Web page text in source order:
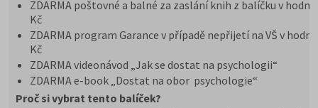
ZDARMA poštovné a balné za zaslání knih z balíčku v
Kč
ZDARMA program Garance v případě nepřijetí na VŠ v
Kč
ZDARMA videonávod „Jak se dostat na psychologii“
ZDARMA e-book „Dostat na obor psychologie“
Proč si vybrat tento balíček?